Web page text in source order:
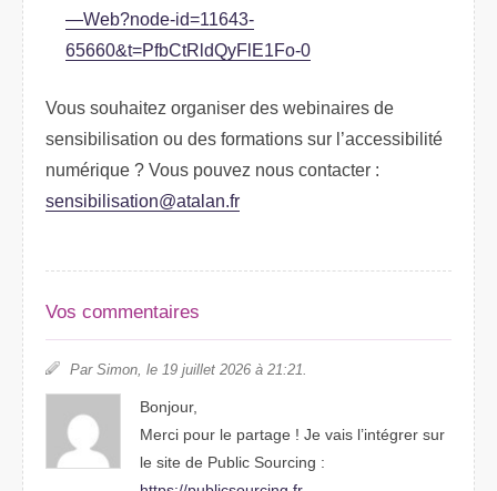
—Web?node-id=11643-
65660&t=PfbCtRldQyFlE1Fo-0
Vous souhaitez organiser des webinaires de
sensibilisation ou des formations sur l’accessibilité
numérique ? Vous pouvez nous contacter :
sensibilisation@atalan.fr
Vos commentaires
Par Simon, le 19 juillet 2026 à 21:21.
Bonjour,
Merci pour le partage ! Je vais l’intégrer sur
le site de Public Sourcing :